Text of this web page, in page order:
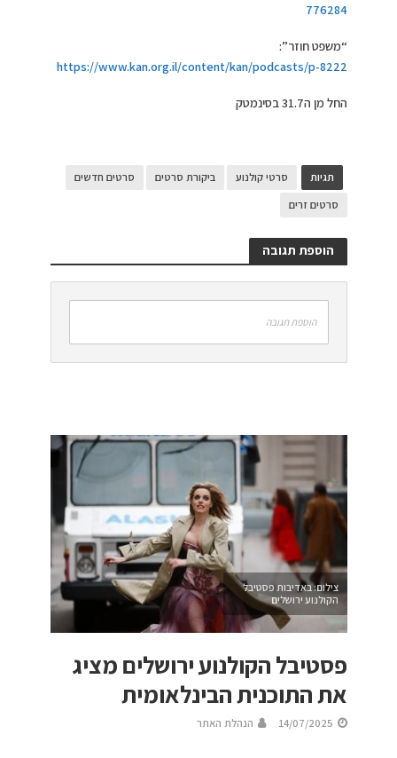
776284
“משפט חוזר”:
https://www.kan.org.il/content/kan/podcasts/p-8222
החל מן ה31.7 בסינמטק
תגיות סרטי קולנוע ביקורת סרטים
סרטים חדשים
סרטים זרים
הוספת תגובה
הוספת תגובה
צילום: באדיבות פסטיבל
הקולנוע ירושלים
פסטיבל הקולנוע ירושלים מציג
את התוכנית הבינלאומית
14/07/2025 הנהלת האתר